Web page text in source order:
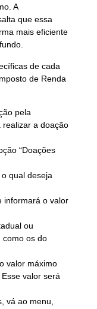
A
que essa
mais eficiente
de cada
de Renda
pela
realizar a doação
“Doações
qual deseja
informará o valor
ou
como os do
valor máximo
valor será
vá ao menu,